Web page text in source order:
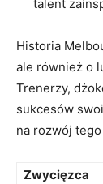
⁣talent
Historia
ale również o‍
Trenerzy,
sukcesów
na ⁢rozwój
Zwycięzca